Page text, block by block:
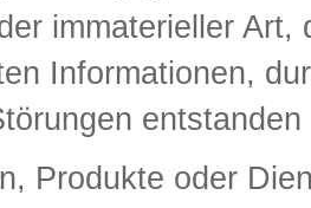
immaterieller
Informationen,
Produkte oder